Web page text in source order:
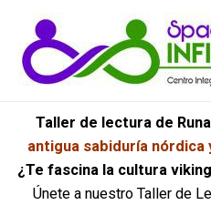
Taller de lectura de
antigua sabiduría
¿Te fascina la cultura
Únete a nuestro Taller de